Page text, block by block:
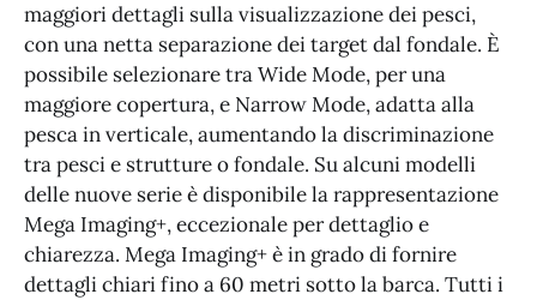
maggiori dettagli sulla visualizzazione dei pesci,
con una netta separazione dei target dal fondale. È
possibile selezionare tra Wide Mode, per una
maggiore copertura, e Narrow Mode, adatta alla
pesca in verticale, aumentando la discriminazione
tra pesci e strutture o fondale. Su alcuni modelli
delle nuove serie è disponibile la rappresentazione
Mega Imaging+, eccezionale per dettaglio e
chiarezza. Mega Imaging+ è in grado di fornire
dettagli chiari fino a 60 metri sotto la barca. Tutti i